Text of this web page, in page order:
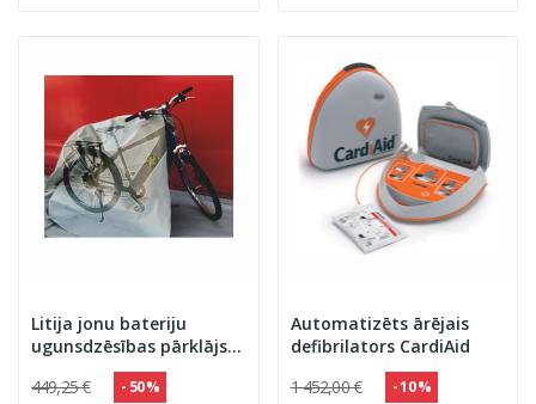
Litija jonu bateriju
ugunsdzēsības pārklājs
(elektriskiem
velosipēdiem un
449,25 € - 50 %
Automatizēts ārējais
defibrilators CardiAid
1 452,00 €
- 10 %